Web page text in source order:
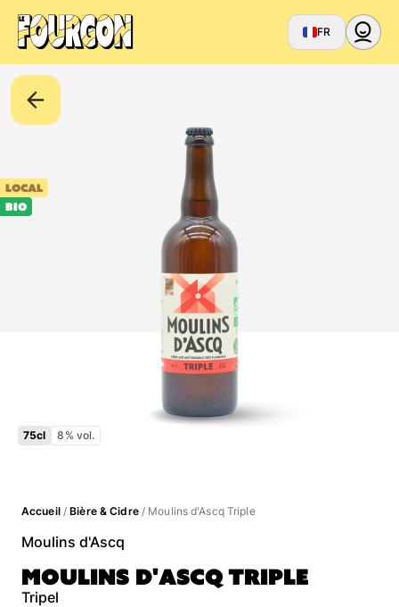
FR
LOCAL
BIO
75cl 8% vol.
Accueil/Bière & Cidre/ Moulins d'Ascq Triple
Moulins d'Ascq
MOULINS D'ASCQ TRIPLE
Tripel